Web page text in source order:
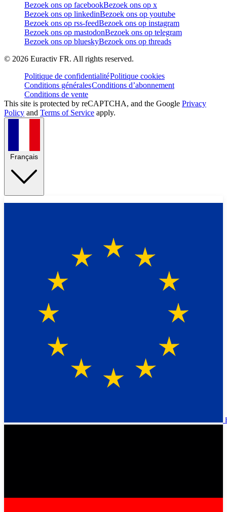
Bezoek ons op facebookBezoek ons op x
Bezoek ons op linkedinBezoek ons op youtube
Bezoek ons op rss-feedBezoek ons op instagram
Bezoek ons op mastodonBezoek ons op telegram
Bezoek ons op blueskyBezoek ons op threads
© 2026 Euractiv FR. All rights reserved.
Politique de confidentialitéPolitique cookies
Conditions généralesConditions d’abonnement
Conditions de vente
This site is protected by reCAPTCHA, and the Google Privacy
Policy and Terms of Service apply.
Français